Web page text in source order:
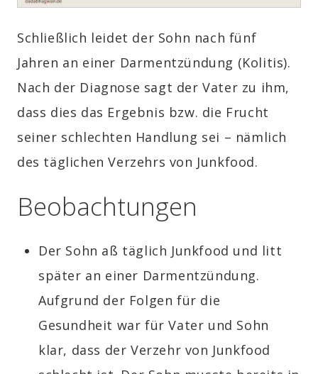
Schließlich leidet der Sohn nach fünf
Jahren an einer Darmentzündung (Kolitis).
Nach der Diagnose sagt der Vater zu ihm,
dass dies das Ergebnis bzw. die Frucht
seiner schlechten Handlung sei – nämlich
des täglichen Verzehrs von Junkfood.
Beobachtungen
Der Sohn aß täglich Junkfood und litt
später an einer Darmentzündung.
Aufgrund der Folgen für die
Gesundheit war für Vater und Sohn
klar, dass der Verzehr von Junkfood